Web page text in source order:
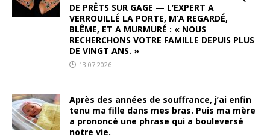
DE PRÊTS SUR GAGE — L’EXPERT A
VERROUILLÉ LA PORTE, M’A REGARDÉ,
BLÊME, ET A MURMURÉ : « NOUS
RECHERCHONS VOTRE FAMILLE DEPUIS PLUS
DE VINGT ANS. »
13.07.2026
Après des années de souffrance, j’ai enfin
tenu ma fille dans mes bras. Puis ma mère
a prononcé une phrase qui a bouleversé
notre vie.